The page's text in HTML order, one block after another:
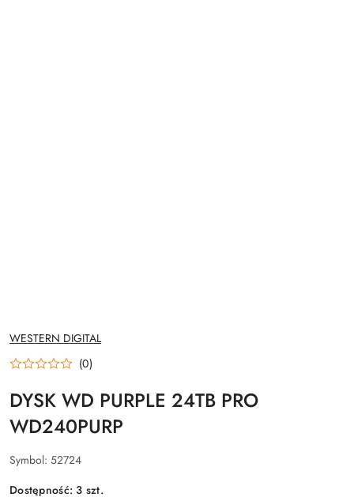
NAZWA
PRODUCENTA:
WESTERN DIGITAL
(0)
DYSK WD PURPLE 24TB PRO
WD240PURP
Symbol: 52724
Dostępność:3 szt.